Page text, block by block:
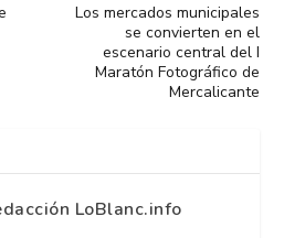
Los mercados municipales
se convierten en el
escenario central del I
Maratón Fotográfico de
Mercalicante
LoBlanc.info